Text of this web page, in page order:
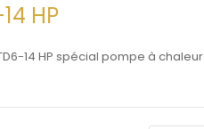
HP
14 HP spécial pompe à chaleur